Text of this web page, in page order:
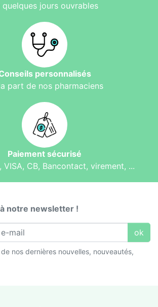
quelques jours ouvrables
personnalisés
part de nos pharmaciens
Paiement sécurisé
VISA, CB, Bancontact, virement, ...
notre newsletter !
ok
nos dernières nouvelles, nouveautés,